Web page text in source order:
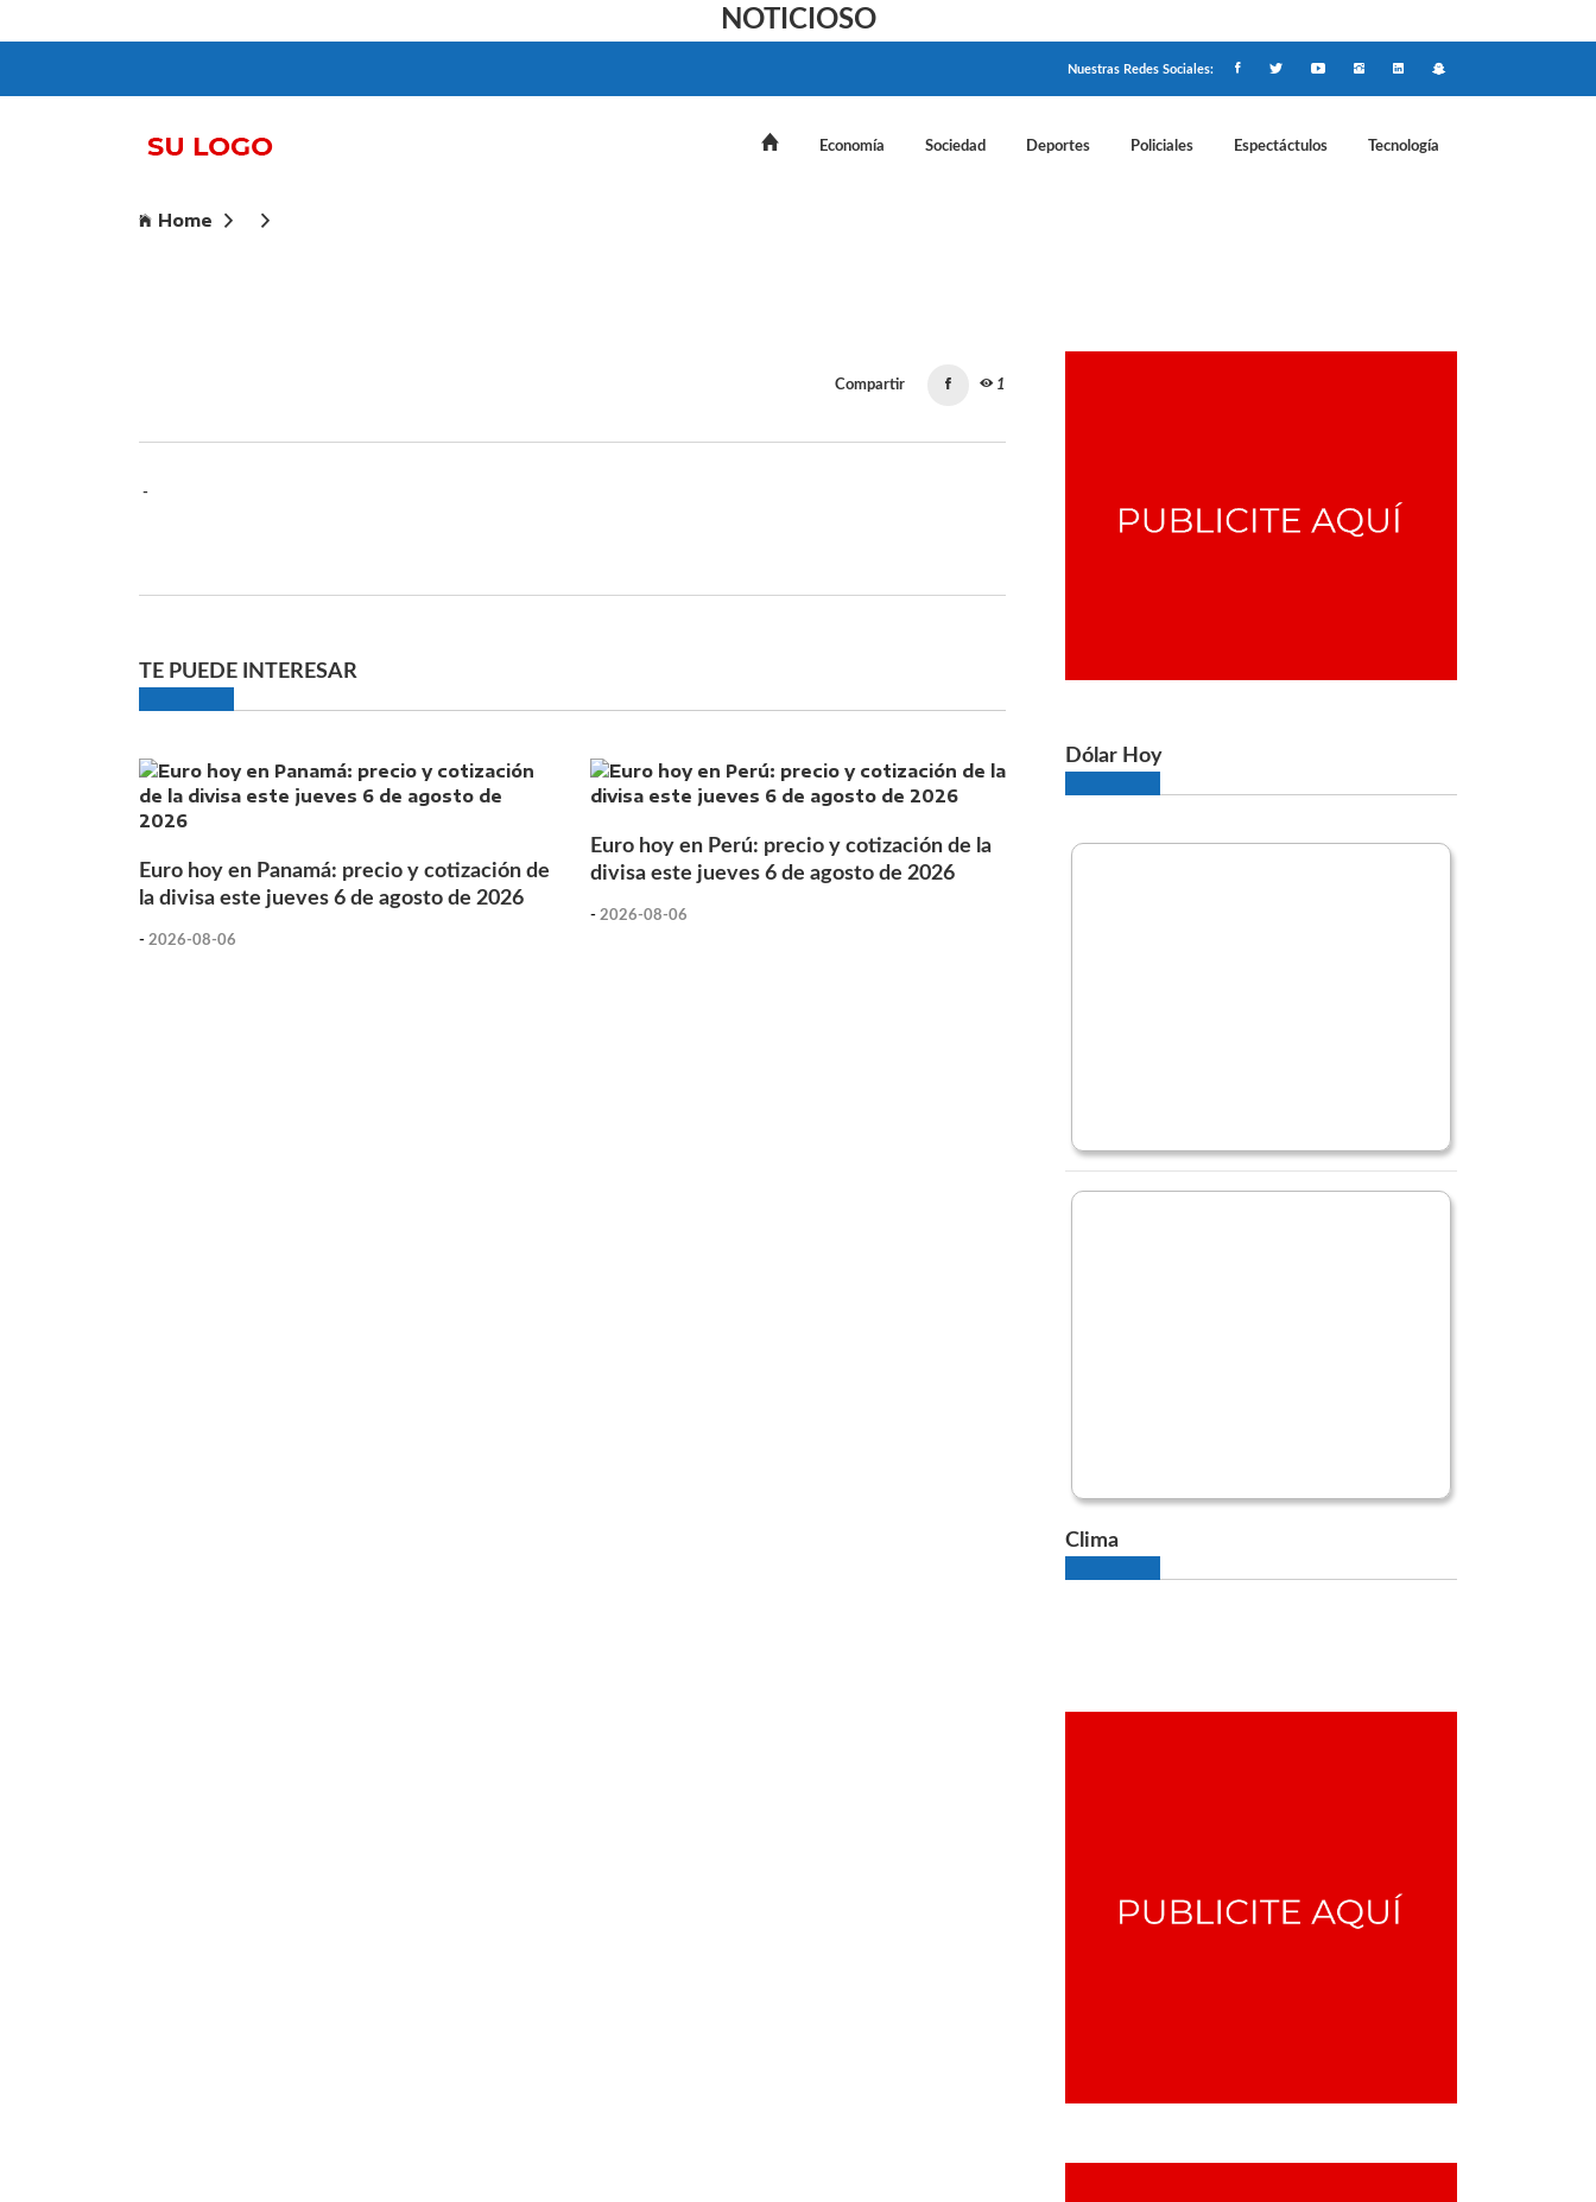
NOTICIOSO
Nuestras Redes Sociales:
Economía Sociedad Deportes Policiales Espectáctulos Tecnología
Home
Compartir 1
-
TE PUEDE INTERESAR
Euro hoy en Panamá: precio y cotización de
la divisa este jueves 6 de agosto de 2026
- 2026-08-06
Euro hoy en Perú: precio y cotización de la
divisa este jueves 6 de agosto de 2026
- 2026-08-06
Dólar Hoy
Clima